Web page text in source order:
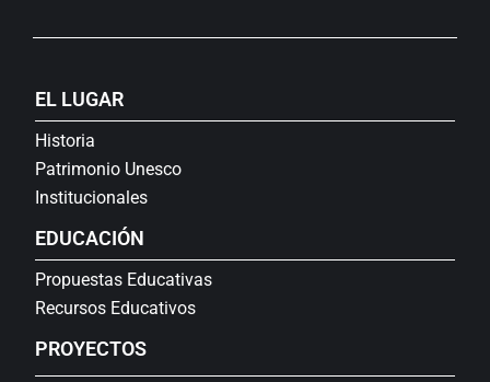
EL LUGAR
Historia
Patrimonio Unesco
Institucionales
EDUCACIÓN
Propuestas Educativas
Recursos Educativos
PROYECTOS